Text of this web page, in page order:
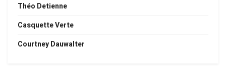
Théo Detienne
Casquette Verte
Courtney Dauwalter